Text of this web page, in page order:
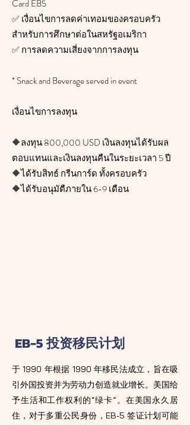
Card EB5
✅ เงื่อนไขการลดค่าเทอมของครอบครัว
สำหรับการศึกษาต่อในสหรัฐอเมริกา
✅ การลดความเสี่ยงจากการลงทุน
* Snack and Beverage served in event
เงื่อนไขการลงทุน
🔶ลงทุน 800,000 USD เงินลงทุนได้รับผล
ตอบแทนและเงินลงทุนคืนในระยะเวลา 5 ปี
🔶ได้รับสิทธ์ กรีนการ์ด ทั้งครอบครัว
🔶ได้รับอนุมัตืภายใน 6-9 เดือน
EB-5 投资移民计划
于 1990 年根据 1990 年移民法成立，旨在吸
引外国投资并为劳动力创造就业增长。美国给
予生活和工作权利的“绿卡”。在美国永久居
住，对于多重公民身份，EB-5 签证计划可能